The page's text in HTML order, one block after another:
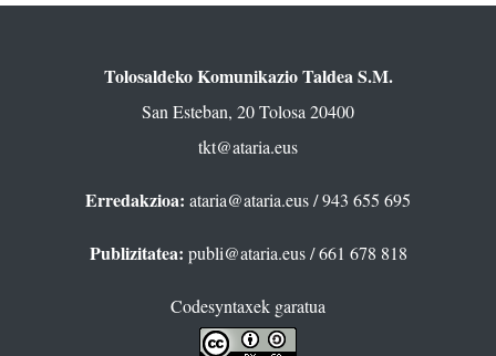
Tolosaldeko Komunikazio Taldea S.M.
San Esteban, 20 Tolosa 20400
tkt@ataria.eus
Erredakzioa: ataria@ataria.eus/ 943 655 695
Publizitatea: publi@ataria.eus/ 661 678 818
Codesyntaxek garatua